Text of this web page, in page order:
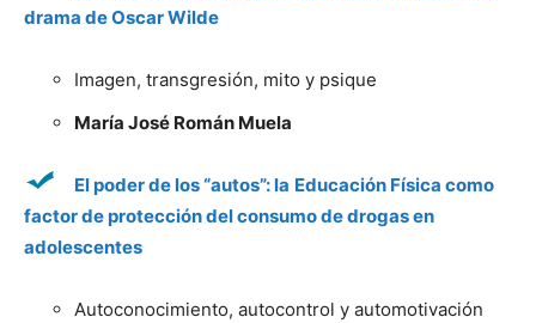
drama de Oscar Wilde
Imagen, transgresión, mito y psique
María José Román Muela
El poder de los “autos”: la Educación Física como
factor de protección del consumo de drogas en
adolescentes
Autoconocimiento, autocontrol y automotivación